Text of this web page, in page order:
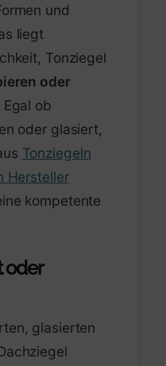
und
liegt
Tonziegel
oder
Egal ob
oder glasiert,
Tonziegeln
Hersteller
kompetente
oder
glasierten